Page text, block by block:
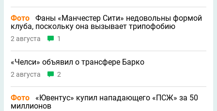
Фото
Фаны «Манчестер Сити» недовольны формой
клуба, поскольку она вызывает трипофобию
2 августа 1
«Челси» объявил о трансфере Барко
2 августа 2
Фото
«Ювентус» купил нападающего «ПСЖ» за 50
миллионов